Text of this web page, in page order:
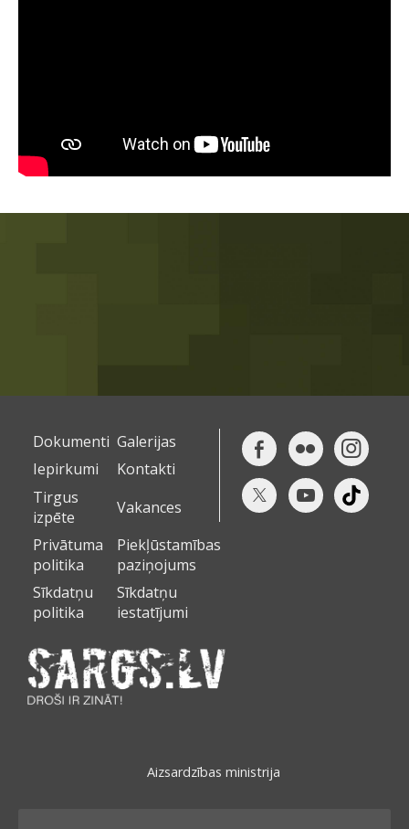
Dokumenti Galerijas
Iepirkumi
Kontakti
Tirgus
izpēte
Vakances
Privātuma
politika
Piekļūstamības
paziņojums
Sīkdatņu
politika
Sīkdatņu
iestatījumi
Aizsardzības ministrija